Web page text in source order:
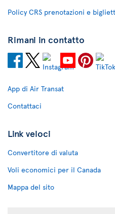
Policy CRS prenotazioni e
Rimani in contatto
App di Air Transat
Contattaci
Link veloci
Convertitore di valuta
Voli economici per il Canada
Mappa del sito